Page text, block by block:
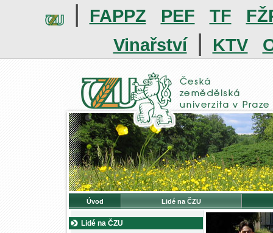
| FAPPZ PEF TF
Vinařství | KTV
Úvod Lidé na ČZU
Lidé na ČZU